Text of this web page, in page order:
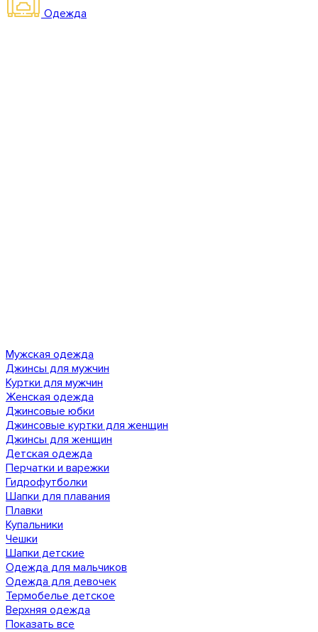
Одежда
Мужская одежда
Джинсы для мужчин
Куртки для мужчин
Женская одежда
Джинсовые юбки
Джинсовые куртки для женщин
Джинсы для женщин
Детская одежда
Перчатки и варежки
Гидрофутболки
Шапки для плавания
Плавки
Купальники
Чешки
Шапки детские
Одежда для мальчиков
Одежда для девочек
Термобелье детское
Верхняя одежда
Показать все